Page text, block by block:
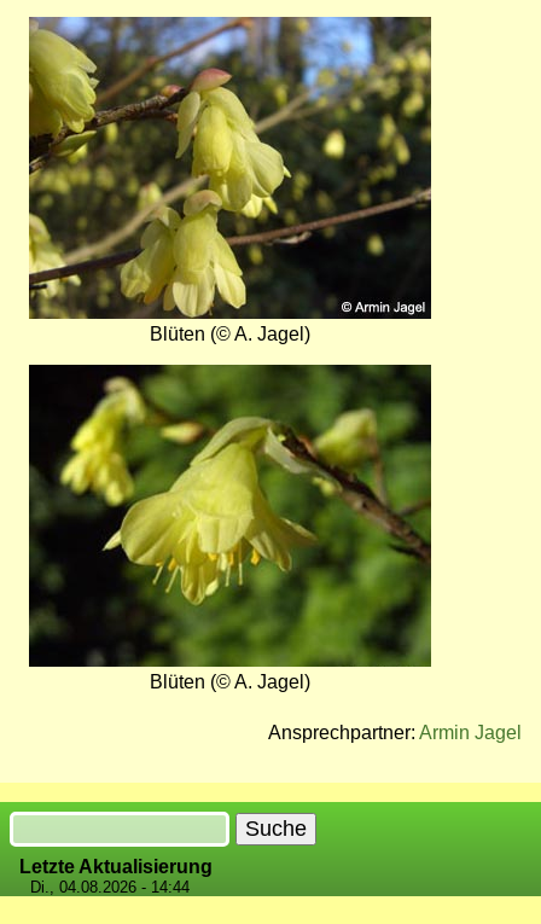
Bild
Blüten (© A. Jagel)
Blüten (© A. Jagel)
Ansprechpartner: Armin Jagel
Suche
Letzte Aktualisierung
Di., 04.08.2026 - 14:44